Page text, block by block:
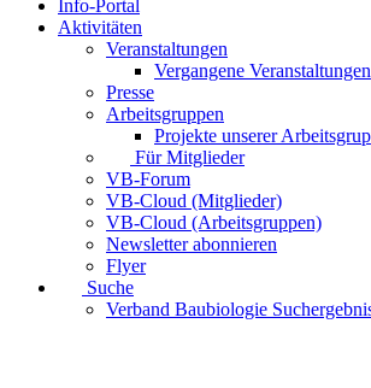
Info-Portal
Aktivitäten
Veranstaltungen
Vergangene Veranstaltungen
Presse
Arbeitsgruppen
Projekte unserer
Für Mitglieder
VB-Forum
VB-Cloud (Mitglieder)
VB-Cloud (Arbeitsgruppen)
Newsletter abonnieren
Flyer
Suche
Verband Baubiologie